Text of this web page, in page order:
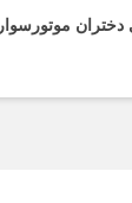
دختران